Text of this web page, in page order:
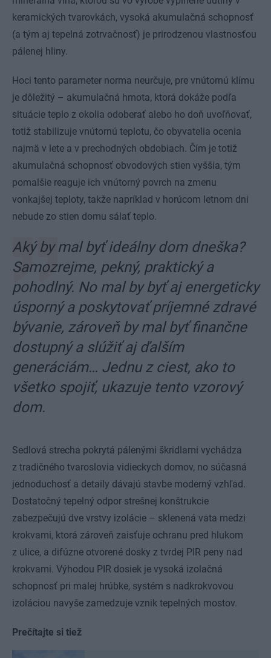
keramických tvarovkách, vysoká akumulačná schopnosť
(a tým aj tepelná zotrvačnosť) je prirodzenou vlastnosťou
pálenej hliny.
Hoci tento parameter norma neurčuje, pre vnútornú klímu
je dôležitý – akumulačná hmota, ktorá dokáže podľa
situácie teplo z okolia odoberať alebo ho doň uvoľňovať,
totiž stabilizuje vnútornú teplotu, čo obyvatelia ocenia
najmä v lete a v prechodných obdobiach. Čím je totiž
akumulačná schopnosť obvodových stien vyššia, tým
pomalšie reaguje ich vnútorný povrch na zmenu
vonkajšej teploty, takže napríklad v horúcom letnom dni
nebude zo stien domu sálať teplo.
Aký by mal byť ideálny dom dneška?
Samozrejme, pekný, praktický a
pohodlný. No mal by byť aj energeticky
úsporný a poskytovať príjemné zdravé
bývanie, zároveň by mal byť finančne
dostupný a slúžiť aj ďalším
generáciám… Jednu z ciest, ako to
všetko spojiť, ukazuje tento vzorový
dom.
Sedlová strecha pokrytá pálenými škridlami vychádza
z tradičného tvaroslovia vidieckych domov, no súčasná
jednoduchosť a detaily dávajú stavbe moderný vzhľad.
Dostatočný tepelný odpor strešnej konštrukcie
zabezpečujú dve vrstvy izolácie – sklenená vata medzi
krokvami, ktorá zároveň zaisťuje ochranu pred hlukom
z ulice, a difúzne otvorené dosky z tvrdej PIR peny nad
krokvami. Výhodou PIR dosiek je vysoká izolačná
schopnosť pri malej hrúbke, systém s nadkrokvovou
izoláciou navyše zamedzuje vznik tepelných mostov.
Prečítajte si tiež